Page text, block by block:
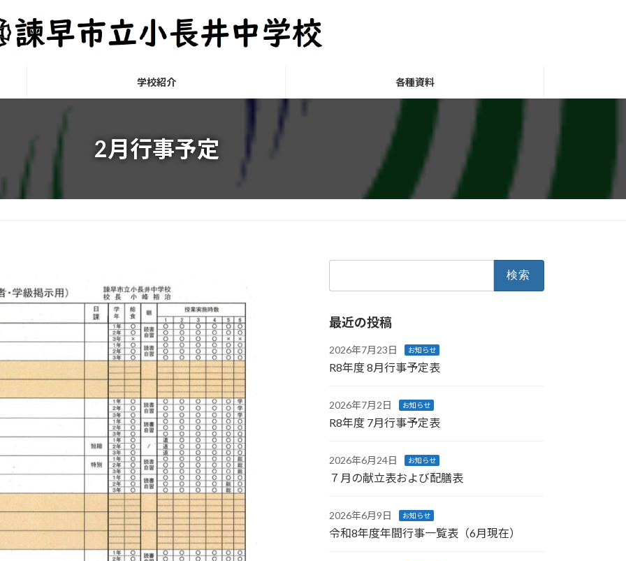
学校紹介 各種資料
2月行事予定
最近の投稿
2026年7月23日 お知らせ
R8年度 8月行事予定表
2026年7月2日 お知らせ
R8年度 7月行事予定表
2026年6月24日 お知らせ
７月の献立表および配膳表
2026年6月9日 お知らせ
令和8年度年間行事一覧表（6月現在）